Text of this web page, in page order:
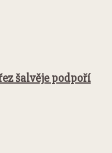
šalvěje podpoří